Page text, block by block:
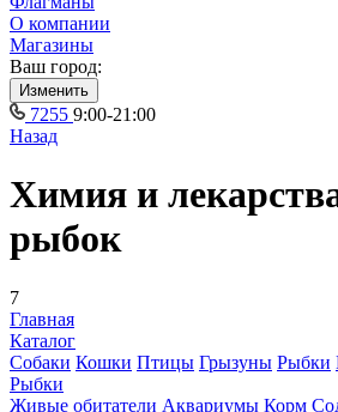
О компании
Магазины
Ваш город:
Изменить
7255 9:00-21:00
Назад
Химия и
рыбок
7
Главная
Каталог
Собаки Кошки Птицы Грызуны Рыбки
Рыбки
Живые обитатели Аквариумы Корм